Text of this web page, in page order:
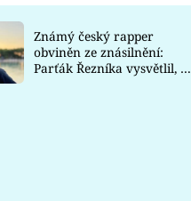
Známý český rapper
obviněn ze znásilnění:
Parťák Řezníka vysvětlil, co